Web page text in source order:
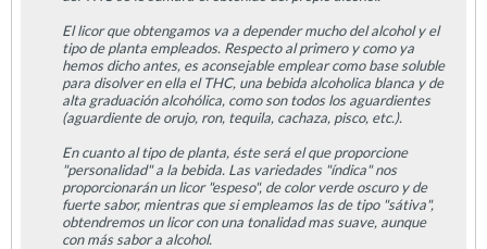
El licor que obtengamos va a depender mucho del alcohol y el
tipo de planta empleados. Respecto al primero y como ya
hemos dicho antes, es aconsejable emplear como base soluble
para disolver en ella el THC, una bebida alcoholica blanca y de
alta graduación alcohólica, como son todos los aguardientes
(aguardiente de orujo, ron, tequila, cachaza, pisco, etc.).
En cuanto al tipo de planta, éste será el que proporcione
"personalidad" a la bebida. Las variedades "índica" nos
proporcionarán un licor "espeso", de color verde oscuro y de
fuerte sabor, mientras que si empleamos las de tipo "sátiva",
obtendremos un licor con una tonalidad mas suave, aunque
con más sabor a alcohol.